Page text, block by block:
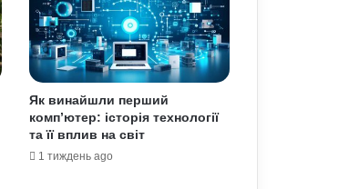
Залужний заявив, що Україна ніколи
не вступить у НАТО: що він мав на
увазі
У Зеленського нова пропозиція для
Путіна щодо перемир’я: подробиці
Як винайшли перший
комп’ютер: історія технології
та її вплив на світ
1 тиждень ago